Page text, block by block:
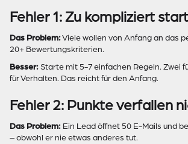
Fehler 1: Zu kompliziert
Das Problem:Viele wollen von Anfang an das
20+ Bewertungskriterien.
Besser: Starte mit 5-7 einfachen Regeln. Zwei
für Verhalten. Das reicht für den Anfang.
Fehler 2: Punkte verfallen
Das Problem: Ein Lead öffnet 50 E-Mails und
– obwohl er nie etwas anderes tut.